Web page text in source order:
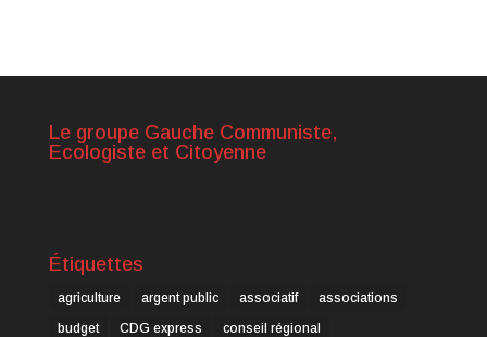
Le groupe Gauche Communiste,
Ecologiste et Citoyenne
Étiquettes
agriculture argent public associatif
associations
budget
CDG express
conseil régional